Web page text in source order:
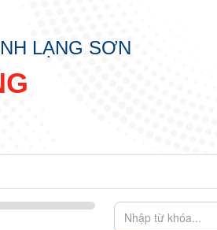
LẠNG SƠN